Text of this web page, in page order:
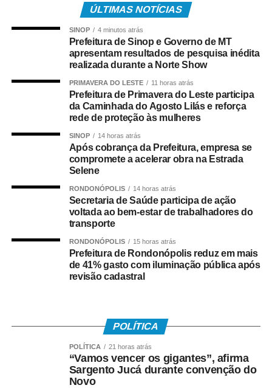
Para garantir a segurança dos participantes, a caminhada
contou com o apoio da Coordenadoria Municipal de
Trânsito Urbano (CMTU), Polícia Militar e Corpo de
Bombeiros Militar.
A presidente do Conselho Municipal dos Direitos da
Mulher, Myriam Cardozo, destacou que a ação busca
levar informação e conscientização para toda a
comunidade.
“Hoje nós estamos aqui na Avenida Porto Alegre, na
segunda Caminhada Pela Vida. Esse é um evento da
rede de enfrentamento junto com a Câmara Municipal e a
Leste sobre a importância da preservação da vida.
Amanhã a Lei Maria da Penha completa 20 anos de sua
promulgação e nós estamos aqui para relembrar que a
violência ainda é real na nossa sociedade. Agradecemos
a todas as instituições que compõem a rede de
ÚLTIMAS NOTÍCIAS
SINOP 4 minutos atrás
Prefeitura de Sinop e Governo de MT
apresentam resultados de pesquisa inédita
realizada durante a Norte Show
PRIMAVERA DO LESTE 11 horas atrás
Prefeitura de Primavera do Leste participa
da Caminhada do Agosto Lilás e reforça
rede de proteção às mulheres
SINOP 14 horas atrás
Após cobrança da Prefeitura, empresa se
compromete a acelerar obra na Estrada
Selene
RONDONÓPOLIS 14 horas atrás
Secretaria de Saúde participa de ação
voltada ao bem-estar de trabalhadores do
transporte
RONDONÓPOLIS 15 horas atrás
Prefeitura de Rondonópolis reduz em mais
de 41% gasto com iluminação pública após
revisão cadastral
POLÍTICA
POLÍTICA 21 horas atrás
“Vamos vencer os gigantes”, afirma
Sargento Jucá durante convenção do
Novo